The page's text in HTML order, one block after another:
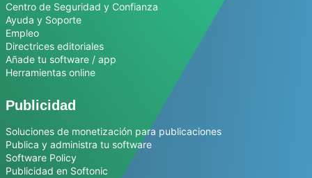
Centro de Seguridad y Confianza
Ayuda y Soporte
Empleo
Directrices editoriales
Añade tu software / app
Herramientas online
Publicidad
Soluciones de monetización para publicaciones
Publica y administra tu software
Software Policy
Publicidad en Softonic